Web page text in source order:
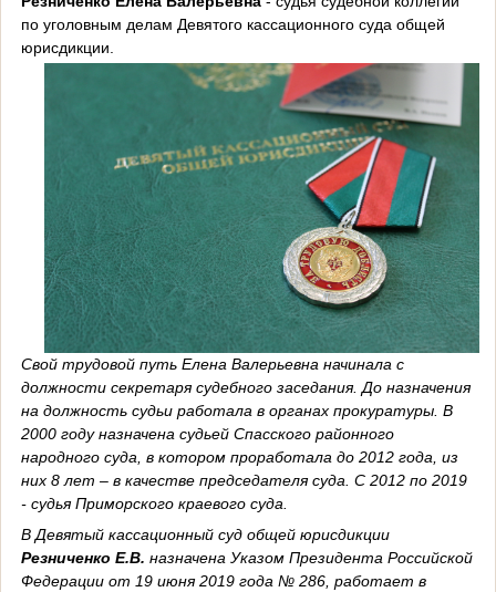
по уголовным делам Девятого кассационного суда общей
юрисдикции.
Свой трудовой путь Елена Валерьевна начинала с
должности секретаря судебного заседания. До назначения
на должность судьи работала в органах прокуратуры. В
2000 году назначена судьей Спасского районного
народного суда, в котором проработала до 2012 года, из
них 8 лет – в качестве председателя суда. С 2012 по 2019
- судья Приморского краевого суда.
В Девятый кассационный суд общей юрисдикции
Резниченко Е.В. назначена Указом Президента Российской
Федерации от 19 июня 2019 года № 286, работает в